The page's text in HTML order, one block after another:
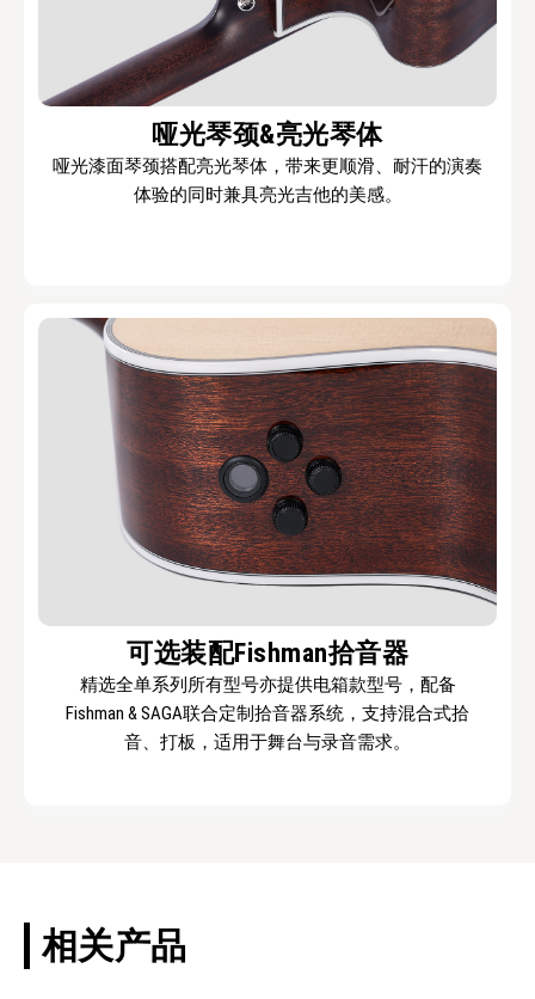
哑光琴颈&亮光琴体
哑光漆面琴颈搭配亮光琴体，带来更顺滑、耐汗的演奏
体验的同时兼具亮光吉他的美感。
可选装配Fishman拾音器
精选全单系列所有型号亦提供电箱款型号，配备
Fishman & SAGA联合定制拾音器系统，支持混合式拾
音、打板，适用于舞台与录音需求。
相关产品